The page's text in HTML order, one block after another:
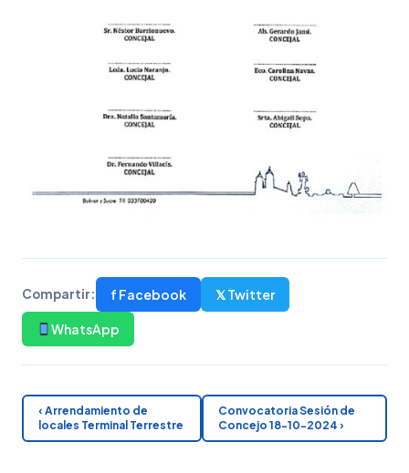
Compartir: f Facebook 𝕏 Twitter
WhatsApp
‹ Arrendamiento de
locales Terminal Terrestre
Convocatoria Sesión de
Concejo 18-10-2024 ›